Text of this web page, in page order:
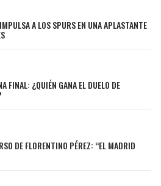
A LOS SPURS EN UNA APLASTANTE
FINAL: ¿QUIÉN GANA EL DUELO DE
DE FLORENTINO PÉREZ: “EL MADRID